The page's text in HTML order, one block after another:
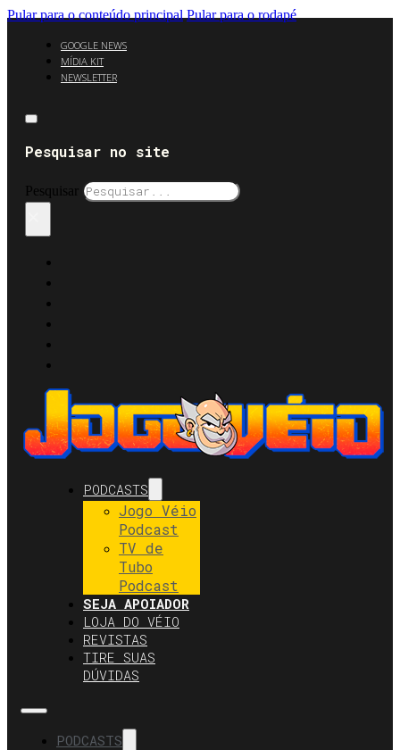
Pular para o conteúdo principal Pular para o rodapé
GOOGLE NEWS
MÍDIA KIT
NEWSLETTER
Pesquisar no site
Pesquisar
PODCASTS
Jogo Véio
Podcast
TV de
Tubo
Podcast
SEJA APOIADOR
LOJA DO VÉIO
REVISTAS
TIRE SUAS
DÚVIDAS
PODCASTS